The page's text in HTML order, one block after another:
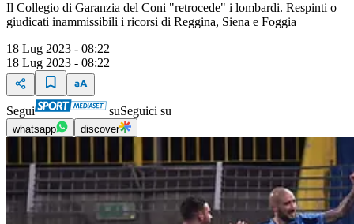
Il Collegio di Garanzia del Coni "retrocede" i lombardi. Respinti o
giudicati inammissibili i ricorsi di Reggina, Siena e Foggia
18 Lug 2023 - 08:22
18 Lug 2023 - 08:22
Segui suSeguici su
whatsapp discover